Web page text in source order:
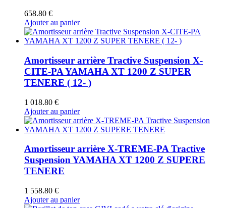
658.80 €
Ajouter au panier
Amortisseur arrière Tractive Suspension X-
CITE-PA YAMAHA XT 1200 Z SUPER
TENERE ( 12- )
1 018.80 €
Ajouter au panier
Amortisseur arrière X-TREME-PA Tractive
Suspension YAMAHA XT 1200 Z SUPERE
TENERE
1 558.80 €
Ajouter au panier